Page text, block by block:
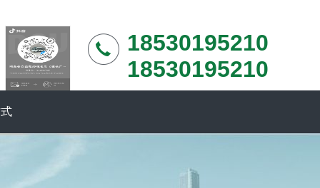
18530195210
18530195210